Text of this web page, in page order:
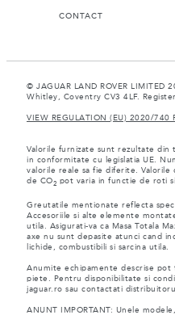
CONTACT
© JAGUAR LAND ROVER LIMITED
Whitley, Coventry CV3 4LF.
VIEW REGULATION (EU) 2020/740
Valorile furnizate sunt rezultate
in conformitate cu legislatia UE.
valorile reale sa fie diferite. Valorile
de CO2 pot varia in functie de roti
Greutatile mentionate reflecta
Accesoriile si alte elemente
utila. Asigurati-va ca Masa Totala
axe nu sunt depasite atunci cand
lichide, combustibili si sarcina utila.
Anumite echipamente descrise
piete. Pentru disponibilitate si
jaguar.ro sau contactati
ANUNT IMPORTANT: Unele